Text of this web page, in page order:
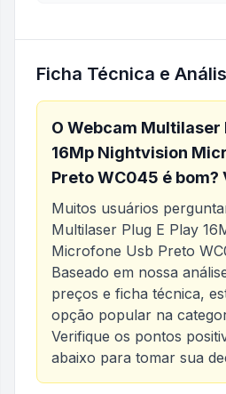
Ficha Técnica e
O Webcam Multilaser
16Mp Nightvision
Preto WC045 é bom?
Muitos usuários
Multilaser Plug E Play
Microfone Usb Preto
Baseado em nossa
preços e ficha técnica,
opção popular na
Verifique os pontos
abaixo para tomar sua